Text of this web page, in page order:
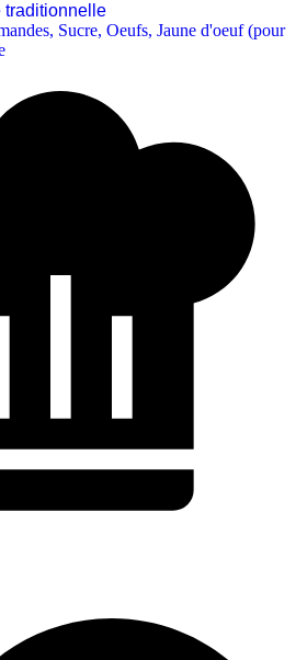
traditionnelle
, Sucre, Oeufs, Jaune d'oeuf (pour